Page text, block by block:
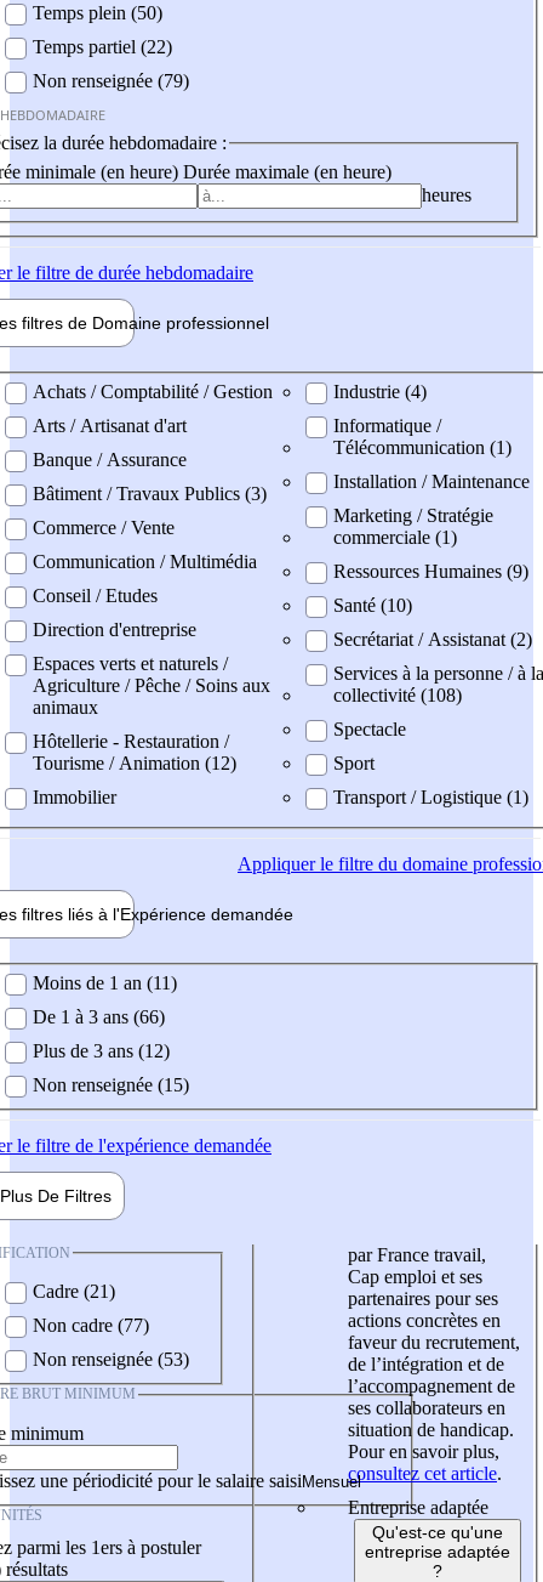
Temps plein (50)
Temps partiel (22)
Non renseignée (79)
la durée hebdomadaire :
minimale (en heure) Durée maximale (en heure)
heures
le filtre de durée hebdomadaire
filtres de Domaine professionnel
professionel
Achats / Comptabilité / Gestion
Arts / Artisanat d'art
Banque / Assurance
Bâtiment / Travaux Publics (3)
Commerce / Vente
Communication / Multimédia
Conseil / Etudes
Direction d'entreprise
Espaces verts et naturels /
Agriculture / Pêche / Soins aux
animaux
Hôtellerie - Restauration /
Tourisme / Animation (12)
Immobilier
Industrie (4)
Informatique /
Télécommunication (1)
Installation / Maintenance
Marketing / Stratégie
commerciale (1)
Ressources Humaines (9)
Santé (10)
Secrétariat / Assistanat (2)
Services à la personne / à la
collectivité (108)
Spectacle
Sport
Transport / Logistique (1)
Appliquerle filtre du domaine
filtres liés à l'Expérience demandée
demandée
Moins de 1 an (11)
De 1 à 3 ans (66)
Plus de 3 ans (12)
Non renseignée (15)
le filtre de l'expérience demandée
Plus De Filtres
Cadre (21)
Non cadre (77)
Non renseignée (53)
BRUT MINIMUM
minimum
une périodicité pour le salaire saisi
parmi les 1ers à postuler
résultats
par France travail,
Cap emploi et ses
partenaires pour ses
actions concrètes en
faveur du recrutement,
de l’intégration et de
l’accompagnement de
ses collaborateurs en
situation de handicap.
Pour en savoir plus,
consultez cet article.
Entreprise adaptée
Qu'est-ce qu'une
entreprise adaptée
?